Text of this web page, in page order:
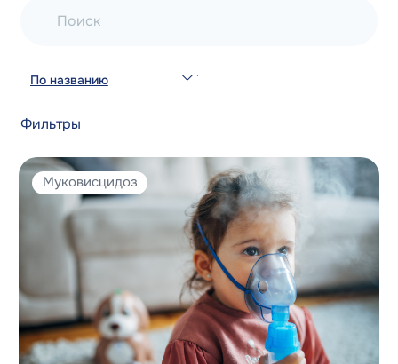
Поиск
По названию
Фильтры
Муковисцидоз